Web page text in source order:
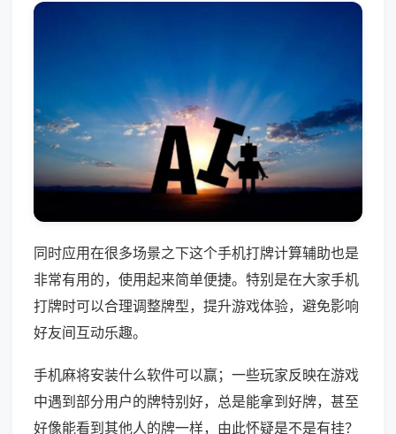
同时应用在很多场景之下这个手机打牌计算辅助也是
非常有用的，使用起来简单便捷。特别是在大家手机
打牌时可以合理调整牌型，提升游戏体验，避免影响
好友间互动乐趣。
手机麻将安装什么软件可以赢；一些玩家反映在游戏
中遇到部分用户的牌特别好，总是能拿到好牌，甚至
好像能看到其他人的牌一样，由此怀疑是不是有挂？